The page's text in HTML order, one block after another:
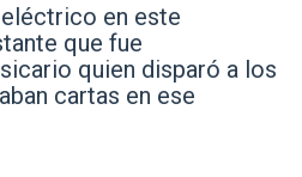
en este
que fue
quien disparó a los
cartas en ese